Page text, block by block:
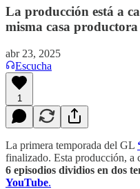
La producción está a
misma casa
abr 23, 2025
Escucha
1
La primera temporada del GL
finalizado. Esta producción, a
6 episodios dividios en dos
YouTube.